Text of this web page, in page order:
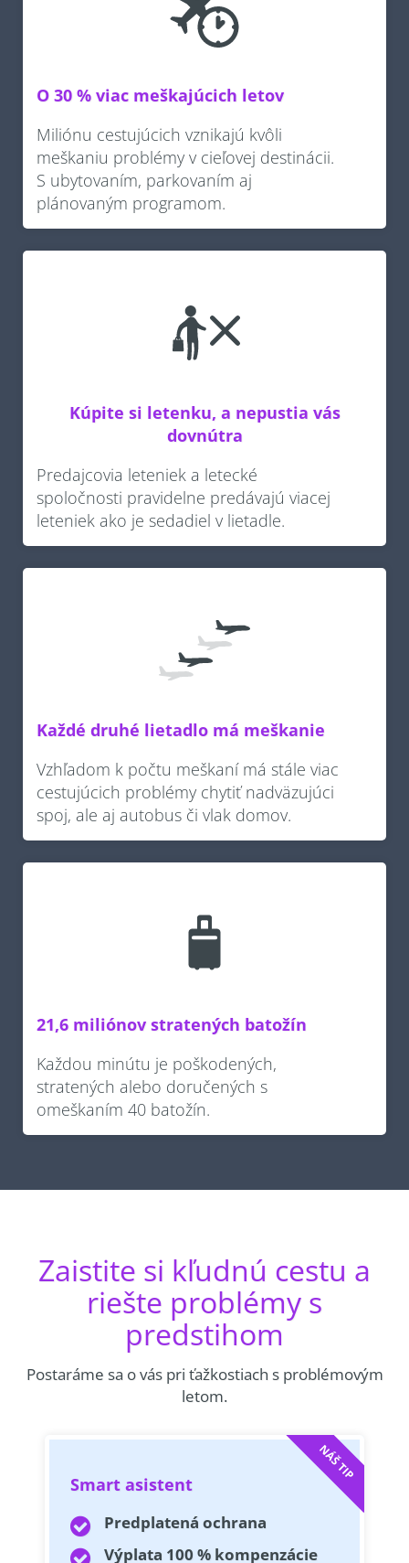
O 30 % viac meškajúcich letov
Miliónu cestujúcich vznikajú kvôli
meškaniu problémy v cieľovej destinácii.
S ubytovaním, parkovaním aj
plánovaným programom.
Kúpite si letenku, a nepustia vás
dovnútra
Predajcovia leteniek a letecké
spoločnosti pravidelne predávajú viacej
leteniek ako je sedadiel v lietadle.
Každé druhé lietadlo má meškanie
Vzhľadom k počtu meškaní má stále viac
cestujúcich problémy chytiť nadväzujúci
spoj, ale aj autobus či vlak domov.
21,6 miliónov stratených batožín
Každou minútu je poškodených,
stratených alebo doručených s
omeškaním 40 batožín.
Zaistite si kľudnú cestu a
riešte problémy s
predstihom
Postaráme sa o vás pri ťažkostiach s problémovým
letom.
NÁŠ TIP
Smart asistent
Predplatená ochrana
Výplata 100 % kompenzácie